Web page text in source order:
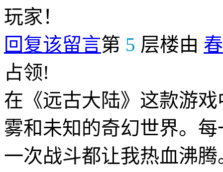
玩家！
回复该留言第 5 层楼由
占领!
在《远古大陆》这款游
雾和未知的奇幻世界。
一次战斗都让我热血沸